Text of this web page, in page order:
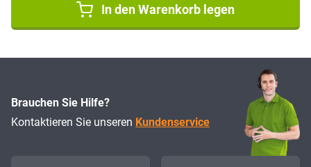
In den Warenkorb legen
Brauchen Sie Hilfe?
Kontaktieren Sie unseren Kundenservice